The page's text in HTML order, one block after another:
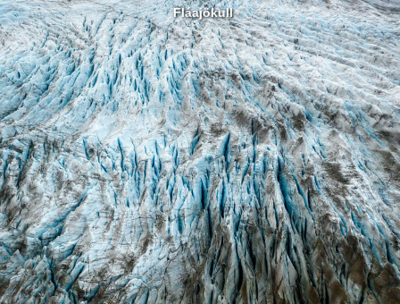
Fláajökull